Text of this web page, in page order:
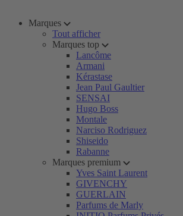
Marques
Tout afficher
Marques top
Lancôme
Armani
Kérastase
Jean Paul Gaultier
SENSAI
Hugo Boss
Montale
Narciso Rodriguez
Shiseido
Rabanne
Marques premium
Yves Saint Laurent
GIVENCHY
GUERLAIN
Parfums de Marly